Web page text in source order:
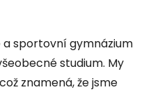
a sportovní gymnázium
studium. My
znamená, že jsme